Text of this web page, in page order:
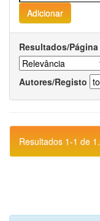
Resultados/Página
Autores/Registo
Resultados 1-1 de 1.